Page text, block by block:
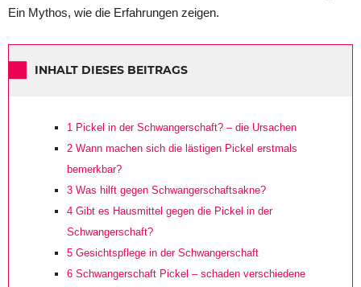
Ein Mythos, wie die Erfahrungen zeigen.
INHALT DIESES BEITRAGS
1 Pickel in der Schwangerschaft? – die Ursachen
2 Wann machen sich die lästigen Pickel erstmals
bemerkbar?
3 Was hilft gegen Schwangerschaftsakne?
4 Gibt es Hausmittel gegen die Pickel in der
Schwangerschaft?
5 Gesichtspflege in der Schwangerschaft
6 Schwangerschaft Pickel – schaden verschiedene